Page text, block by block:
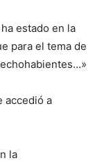
estado en la
para el tema de
accedió a
la